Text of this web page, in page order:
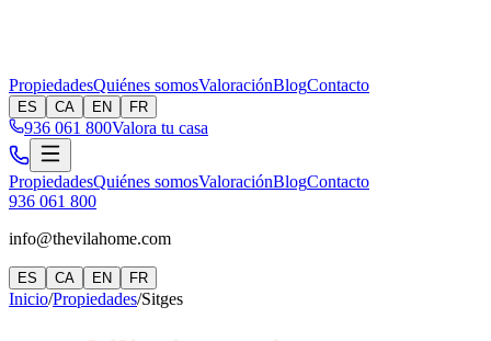
PropiedadesQuiénes somosValoraciónBlogContacto
ES CA EN FR
936 061 800Valora tu casa
PropiedadesQuiénes somosValoraciónBlogContacto
936 061 800
info@thevilahome.com
ES CA EN FR
Inicio/Propiedades/Sitges